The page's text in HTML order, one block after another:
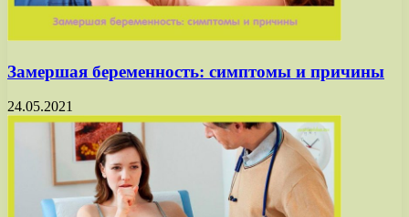
Замершая беременность: симптомы и причины
24.05.2021